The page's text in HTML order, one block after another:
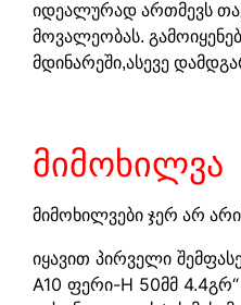
იდეალურად ართმევს
მოვალეობას.
მდინარეში,ასევე
მიმოხილვა
მიმოხილვები ჯერ არ
იყავით პირველი
A10 ფერი-H 50მმ 4.4გრ“